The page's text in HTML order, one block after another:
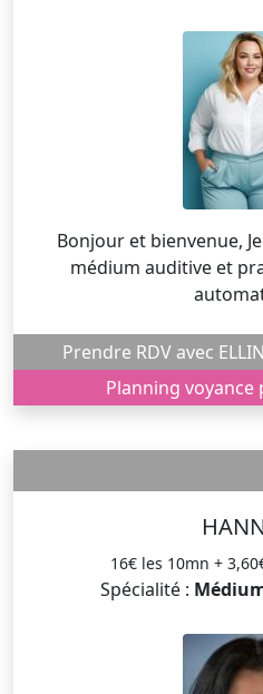
Bonjour et bienvenue,
médium auditive et
Planning voyance
16€ les 10mn +
Spécialité :